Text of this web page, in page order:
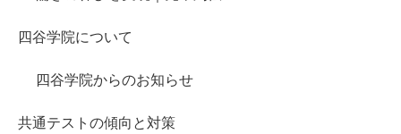
四谷学院について
四谷学院からのお知らせ
共通テストの傾向と対策